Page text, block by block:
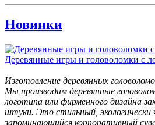
Новинки
Деревянные игры и головоломки с
Изготовление деревянных
Мы производим деревянные
логотипа или фирменного дизайна
штуки. Это стильный,
запоминающийся корпоративный